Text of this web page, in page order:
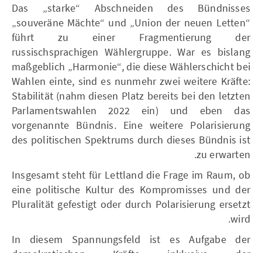
Das „starke“ Abschneiden des Bündnisses
„souveräne Mächte“ und „Union der neuen Letten“
führt zu einer Fragmentierung der
russischsprachigen Wählergruppe. War es bislang
maßgeblich „Harmonie“, die diese Wählerschicht bei
Wahlen einte, sind es nunmehr zwei weitere Kräfte:
Stabilität (nahm diesen Platz bereits bei den letzten
Parlamentswahlen 2022 ein) und eben das
vorgenannte Bündnis. Eine weitere Polarisierung
des politischen Spektrums durch dieses Bündnis ist
zu erwarten.
Insgesamt steht für Lettland die Frage im Raum, ob
eine politische Kultur des Kompromisses und der
Pluralität gefestigt oder durch Polarisierung ersetzt
wird.
In diesem Spannungsfeld ist es Aufgabe der